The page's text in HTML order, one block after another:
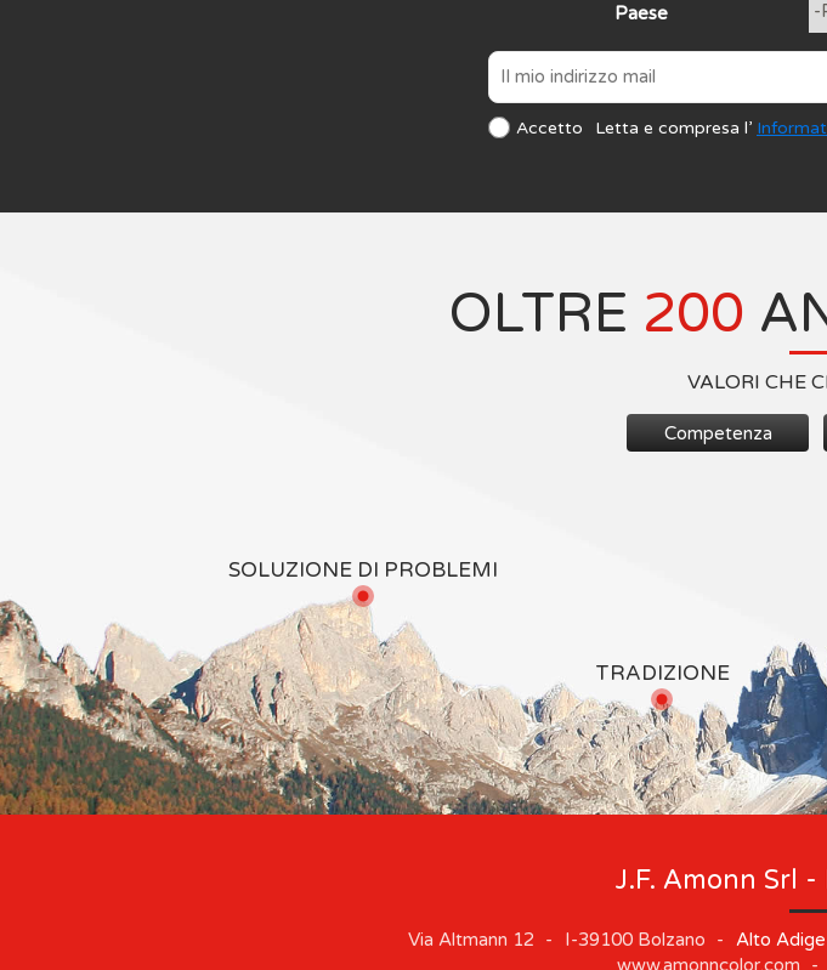
Paese
Accetto Letta e compresa l’
OLTRE 200
VALORI CHE
Competenza
SOLUZIONE DI PROBLEMI
TRADIZIONE
J.F. Amonn Srl
Via Altmann 12 - I-39100 Bolzano - Alto Adige
www.amonncolor.com
-